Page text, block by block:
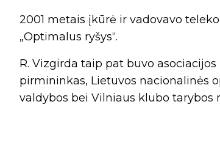
2001 metais įkūrė ir vadovavo
„Optimalus ryšys“.
R. Vizgirda taip pat buvo
pirmininkas, Lietuvos nacionalinės
valdybos bei Vilniaus klubo tarybos